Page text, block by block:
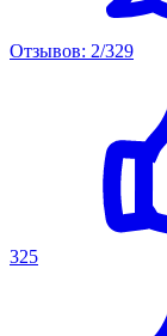
Отзывов: 2/329
325